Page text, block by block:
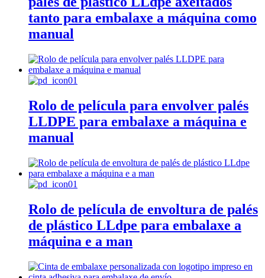
tanto para embalaxe a máquina como
manual
Rolo de película para envolver palés
LLDPE para embalaxe a máquina e
manual
Rolo de película de envoltura de palés
de plástico LLdpe para embalaxe a
máquina e a man